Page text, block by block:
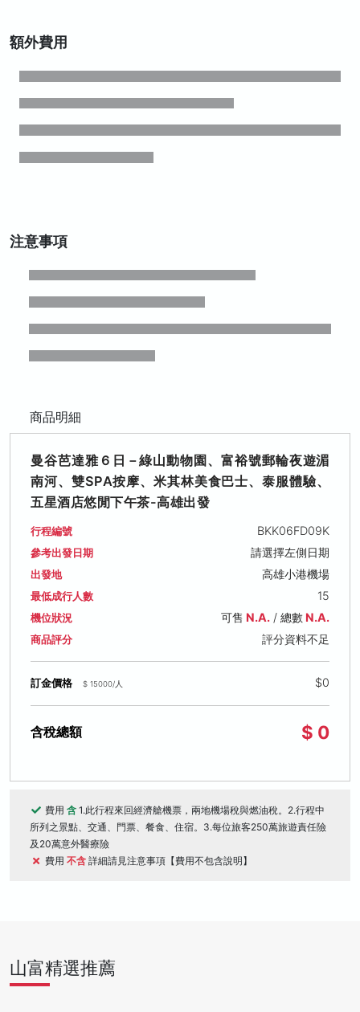
額外費用
注意事項
商品明細
曼谷芭達雅６日－綠山動物園、富裕號郵輪夜遊湄
南河、雙SPA按摩、米其林美食巴士、泰服體驗、
五星酒店悠閒下午茶-高雄出發
行程編號 BKK06FD09K
參考出發日期 請選擇左側日期
出發地 高雄小港機場
最低成行人數 15
機位狀況 可售 N.A./ 總數N.A.
商品評分 評分資料不足
訂金價格 $ 15000/人 $0
含稅總額 $ 0
費用 含 1.此行程來回經濟艙機票，兩地機場稅與燃油稅。2.行程中
所列之景點、交通、門票、餐食、住宿。3.每位旅客250萬旅遊責任險
及20萬意外醫療險
費用 不含 詳細請見注意事項【費用不包含說明】
山富精選推薦